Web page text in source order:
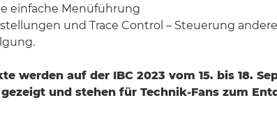
einfache Menüführung
und Trace Control – Steuerung
werden auf der IBC 2023 vom 15. bis 18.
und stehen für Technik-Fans zum